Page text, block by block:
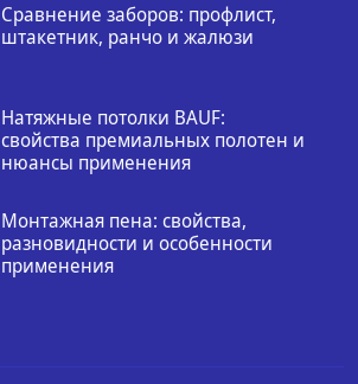
Сравнение заборов: профлист,
штакетник, ранчо и жалюзи
Натяжные потолки BAUF:
свойства премиальных полотен и
нюансы применения
Монтажная пена: свойства,
разновидности и особенности
применения